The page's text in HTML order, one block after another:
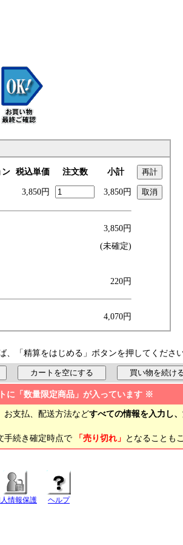
ン 税込単価 注文数 小計
3,850円 3,850円
3,850円
(未確定)
220円
4,070円
、「精算をはじめる」ボタンを押してください
に「数量限定商品」が入っています ※
お支払、配送方法などすべての情報を入力し
手続き確定時点で
「売り切れ」 となることも
情報保護 ヘルプ